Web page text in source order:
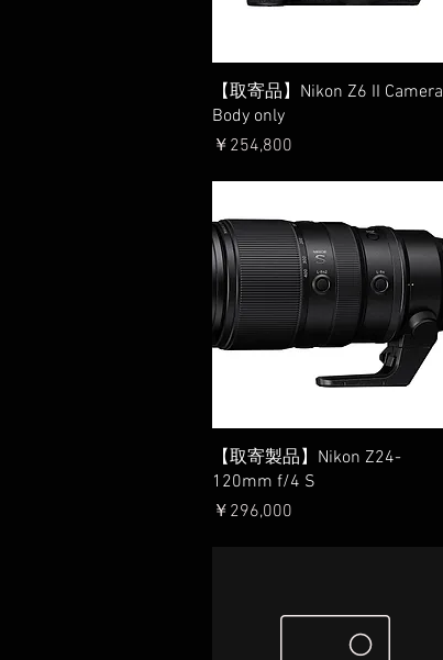
クイックビュー
【取寄品】Nikon Z6 II Camera
Body only
価格
￥254,800
クイックビュー
【取寄製品】Nikon Z24-
120mm f/4 S
価格
￥296,000